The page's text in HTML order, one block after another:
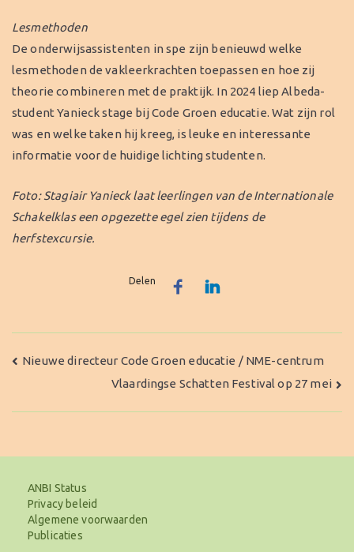
Lesmethoden
De onderwijsassistenten in spe zijn benieuwd welke
lesmethoden de vakleerkrachten toepassen en hoe zij
theorie combineren met de praktijk. In 2024 liep Albeda-
student Yanieck stage bij Code Groen educatie. Wat zijn rol
was en welke taken hij kreeg, is leuke en interessante
informatie voor de huidige lichting studenten.
Foto: Stagiair Yanieck laat leerlingen van de Internationale
Schakelklas een opgezette egel zien tijdens de
herfstexcursie.
Delen
Bericht
navigatie
Nieuwe directeur Code Groen educatie / NME-centrum
Vlaardingse Schatten Festival op 27 mei
ANBI Status
Privacy beleid
Algemene voorwaarden
Publicaties